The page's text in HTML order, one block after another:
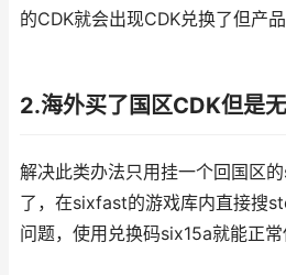
的CDK就会出现CDK兑换了但产
2.海外买了国区CDK但是
解决此类办法只用挂一个回国区
了，在sixfast的游戏库内直接搜
问题，使用兑换码six15a就能正